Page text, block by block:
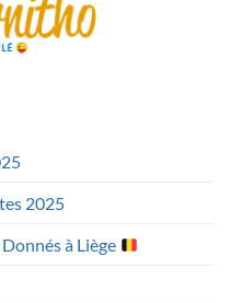
2025
à Liège